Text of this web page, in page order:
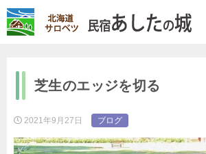
芝生のエッジを切る
2021年9月27日 ブログ